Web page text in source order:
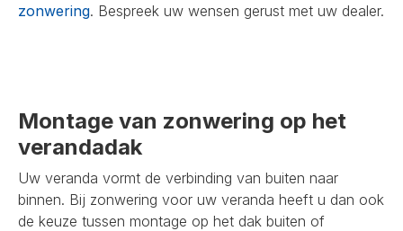
zonwering. Bespreek uw wensen gerust met uw dealer.
Montage van zonwering op het
verandadak
Uw veranda vormt de verbinding van buiten naar
binnen. Bij zonwering voor uw veranda heeft u dan ook
de keuze tussen montage op het dak buiten of